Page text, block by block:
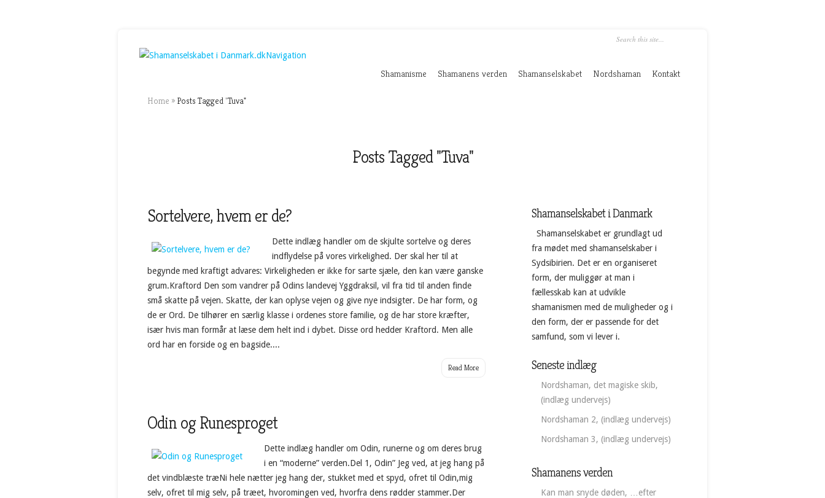
Navigation
Shamanisme Shamanens verden Shamanselskabet Nordshaman Kontakt
Home » Posts Tagged"Tuva"
Posts Tagged "Tuva"
Sortelvere, hvem er de?
Dette indlæg handler om de skjulte sortelve og deres
indflydelse på vores virkelighed. Der skal her til at
begynde med kraftigt advares: Virkeligheden er ikke for sarte sjæle, den kan være ganske
grum.Kraftord Den som vandrer på Odins landevej Yggdraksil, vil fra tid til anden finde
små skatte på vejen. Skatte, der kan oplyse vejen og give nye indsigter. De har form, og
de er Ord. De tilhører en særlig klasse i ordenes store familie, og de har store kræfter,
især hvis man formår at læse dem helt ind i dybet. Disse ord hedder Kraftord. Men alle
ord har en forside og en bagside....
Read More
Odin og Runesproget
Dette indlæg handler om Odin, runerne og om deres brug
i en “moderne” verden.Del 1, Odin” Jeg ved, at jeg hang på
det vindblæste træNi hele nætter jeg hang der, stukket med et spyd, ofret til Odin,mig
selv, ofret til mig selv, på træet, hvoromingen ved, hvorfra dens rødder stammer.Der
Shamanselskabet i Danmark
Shamanselskabet er grundlagt ud
fra mødet med shamanselskaber i
Sydsibirien. Det er en organiseret
form, der muliggør at man i
fællesskab kan at udvikle
shamanismen med de muligheder og i
den form, der er passende for det
samfund, som vi lever i.
Seneste indlæg
Nordshaman, det magiske skib,
(indlæg undervejs)
Nordshaman 2, (indlæg undervejs)
Nordshaman 3, (indlæg undervejs)
Shamanens verden
Kan man snyde døden, …efter